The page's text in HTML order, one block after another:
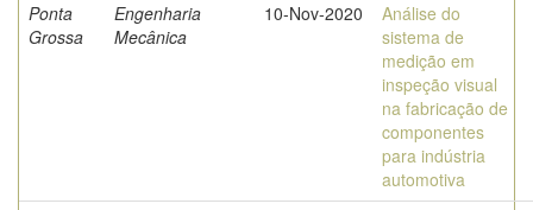
Ponta
Grossa
Engenharia
Mecânica
10-Nov-2020
Análise do
sistema de
medição em
inspeção visual
na fabricação de
componentes
para indústria
automotiva